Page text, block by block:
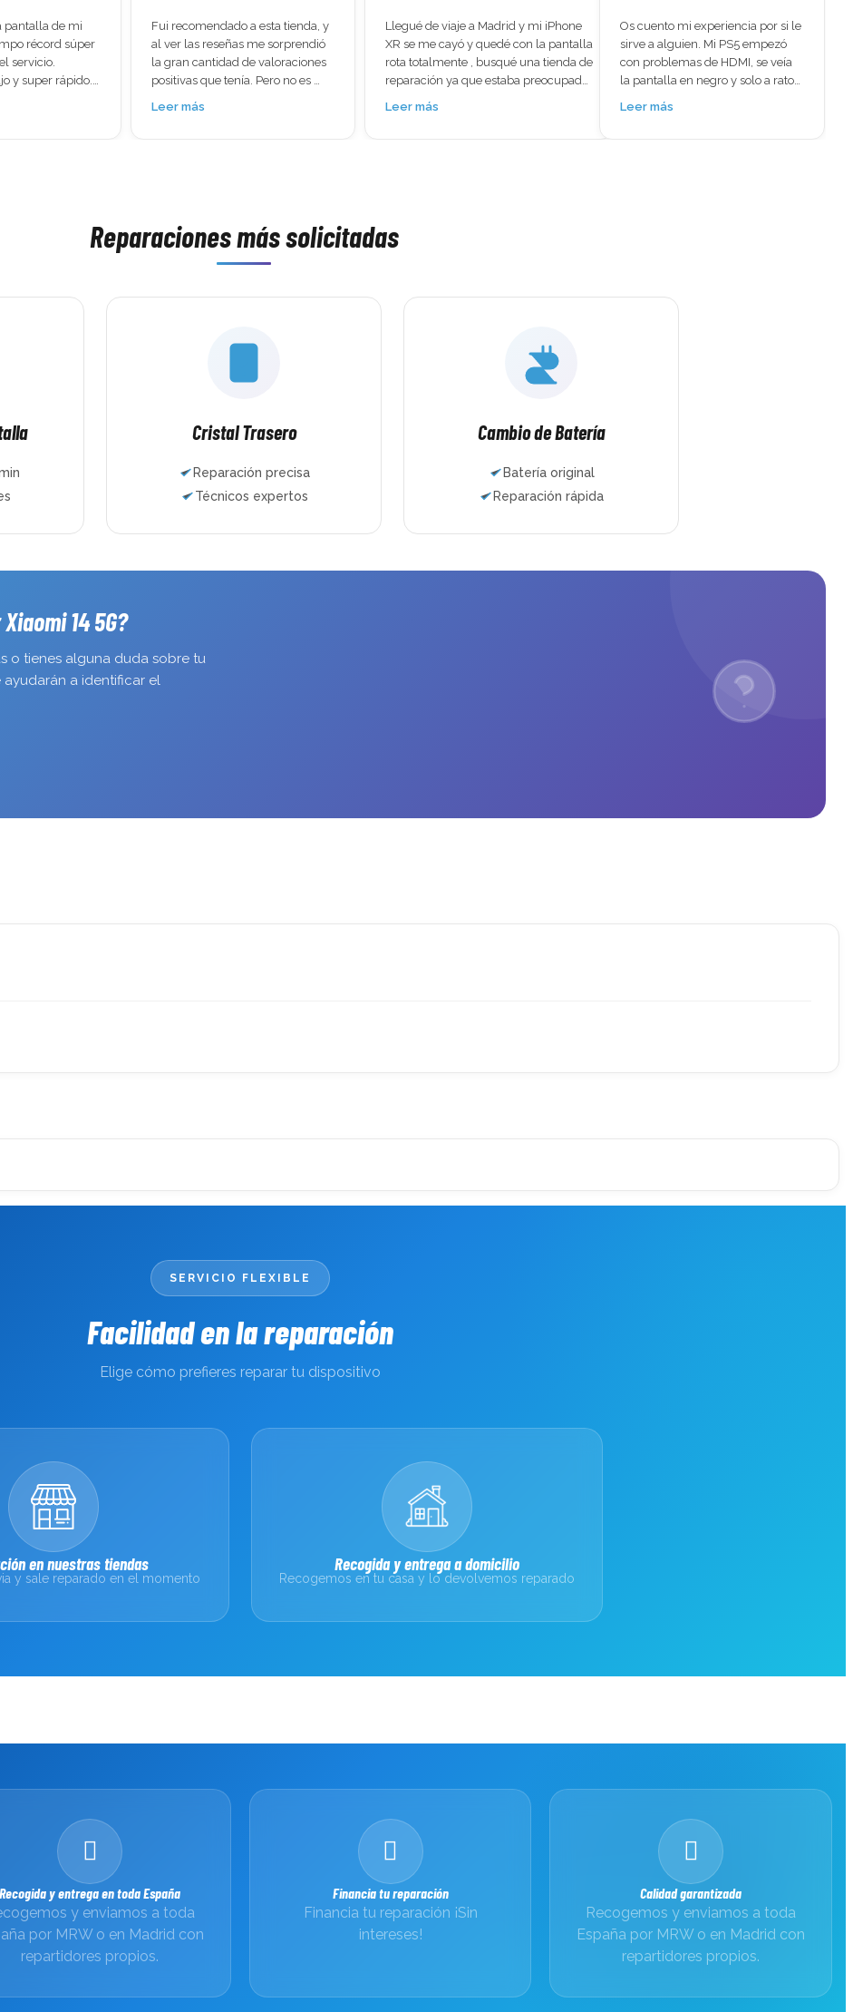
a esta tienda, y
me sorprendió
valoraciones
Pero no es
llevé el móvil
Llegué de viaje a Madrid y mi iPhone
XR se me cayó y quedé con la pantalla
rota totalmente , busqué una tienda de
reparación ya que estaba preocupada
porque tenía muchas cosas
Leer más
Os cuento mi experiencia por si le
sirve a alguien. Mi PS5 empezó
con problemas de HDMI, se veía
la pantalla en negro y solo a ratos
cogía señal, pensaba que la tenía
muchas esperanzas y salí
honestos, te explican todo y no te
mantenimiento por dentro y me
pusieron joysticks nuevos en los
dos mandos para quitar el drift.
funcionando. Llevan muchos
años reparando móviles,
la experiencia. Es de esos sitios de
confianza que cuesta encontrar.
para reparar la PS5 o cualquier
Me han ganado como cliente
Leer más
⭐⭐⭐⭐⭐ El mejor sitio para reparar
iPhone 15 Plus – Reparación
rápida y profesional
encantoBuscaba un sitio
especializado en reparación de
15 Plus, porque cuando llegué ya
iPhone y reparación express de
para reparar iPhone en Madrid,
profesionales expertos en
reparación de Apple.El mejor
servicio de reparación de iPhone
cerca de mí, volveré siempre.
Leer más
Reparaciones más solicitadas
Cristal Trasero
Reparación precisa
Técnicos expertos
Cambio de Batería
Batería original
Reparación rápida
14 5G?
o tienes alguna duda sobre tu
ayudarán a identificar el
SERVICIO FLEXIBLE
Facilidad en la reparación
Elige cómo prefieres reparar tu dispositivo
en nuestras tiendas
y sale reparado en el momento
Recogida y entrega a domicilio
Recogemos en tu casa y lo devolvemos reparado
Recogida y entrega en toda España
y enviamos a toda
por MRW o en Madrid con
repartidores propios.
Financia tu reparación
Financia tu reparación ¡Sin
intereses!
Calidad garantizada
Recogemos y enviamos a toda
España por MRW o en Madrid con
repartidores propios.